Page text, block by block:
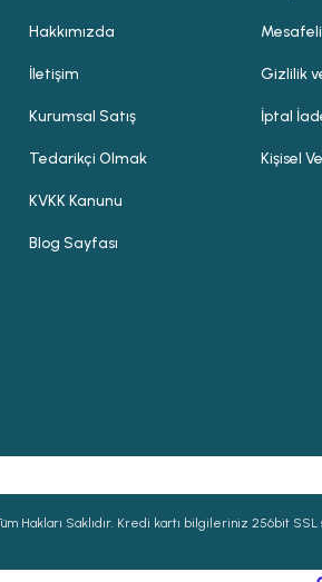
Hakkımızda
İletişim
Kurumsal Satış
Tedarikçi Olmak
KVKK Kanunu
Blog Sayfası
Gizlilik
İptal
Kişisel
Hakları Saklıdır. Kredi kartı bilgileriniz 256bit SSL